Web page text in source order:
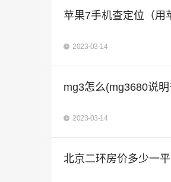
苹果7手机查定位（用
2023-03-14
mg3怎么(mg3680说明
2023-03-14
北京二环房价多少一